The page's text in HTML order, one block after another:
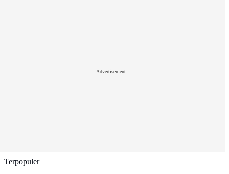
Advertisement
Terpopuler